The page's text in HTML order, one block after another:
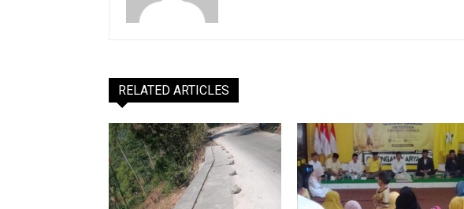
RELATED ARTICLES